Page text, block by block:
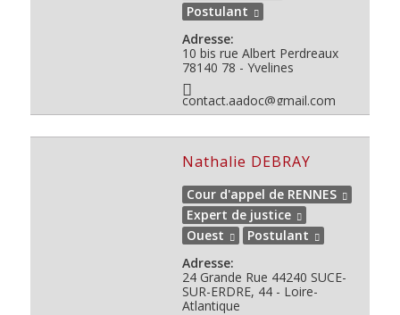
Postulant
Adresse:
10 bis rue Albert Perdreaux
78140 78 - Yvelines
contact.aadoc@gmail.com
Nathalie DEBRAY
Cour d'appel de RENNES
Expert de justice
Ouest
Postulant
Adresse:
24 Grande Rue 44240 SUCE-
SUR-ERDRE, 44 - Loire-
Atlantique